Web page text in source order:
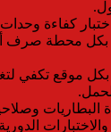
كفاءة
بكل محطة
موقع تكفي